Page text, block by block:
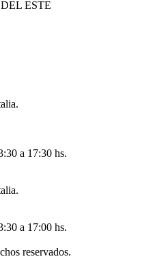
ESTE
a 17:30 hs.
a 17:00 hs.
reservados.